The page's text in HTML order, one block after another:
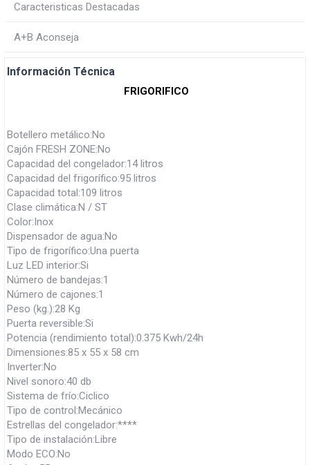
Caracteristicas Destacadas
A+B Aconseja
Información Técnica
FRIGORIFICO
Botellero metálico:No
Cajón FRESH ZONE:No
Capacidad del congelador:14 litros
Capacidad del frigorífico:95 litros
Capacidad total:109 litros
Clase climática:N / ST
Color:Inox
Dispensador de agua:No
Tipo de frigorífico:Una puerta
Luz LED interior:Si
Número de bandejas:1
Número de cajones:1
Peso (kg.):28 Kg
Puerta reversible:Si
Potencia (rendimiento total):0.375 Kwh/24h
Dimensiones:85 x 55 x 58 cm
Inverter:No
Nivel sonoro:40 db
Sistema de frío:Ciclico
Tipo de control:Mecánico
Estrellas del congelador:****
Tipo de instalación:Libre
Modo ECO:No